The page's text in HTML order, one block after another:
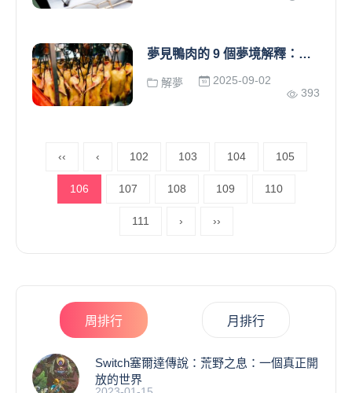
夢見鴨肉的 9 個夢境解釋：夢見得到鴨肉 、夢見給鴨肉
解夢
2025-09-02
393
‹‹ ‹ 102 103 104 105
106 107 108 109 110
111 › ››
周排行 月排行
Switch塞爾達傳說：荒野之息：一個真正開
放的世界